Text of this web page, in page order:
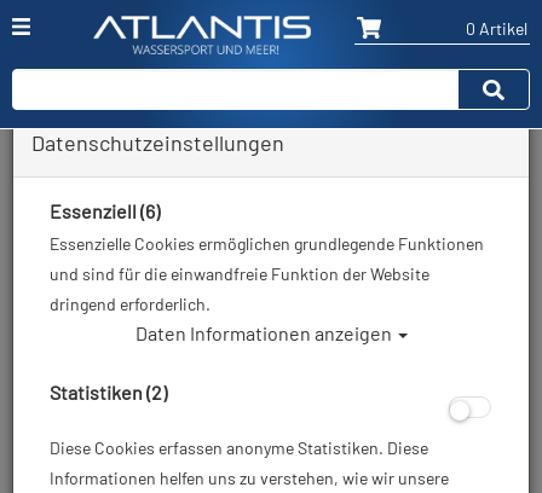
0 Artikel
Zurück
Datenschutzeinstellungen
Essenziell (6)
Essenzielle Cookies ermöglichen grundlegende Funktionen
und sind für die einwandfreie Funktion der Website
dringend erforderlich.
Daten Informationen anzeigen
Statistiken (2)
Diese Cookies erfassen anonyme Statistiken. Diese
Informationen helfen uns zu verstehen, wie wir unsere